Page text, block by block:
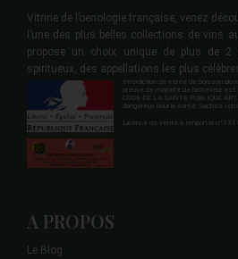
Vitrine de l’oenologie française, venez
l’une des plus belles collections de vins
propose un choix unique de plus de 2
spiritueux, des appellations les plus
Interdiction de vente de boisson
preuve de majorité de l'acheteur est
CODE DE LA SANTE PUBLIQUE
dangereux pour la santé. Sachez
Licence de vente à emporter
A PROPOS
Le Blog